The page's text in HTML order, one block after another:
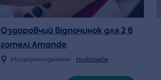
Оздоровчий відпочинок для 2 в
готелі Amande
Місцезнаходження: Hustopeče